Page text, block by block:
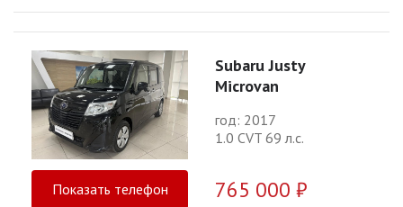
Subaru Justy
Microvan
год: 2017
1.0 CVT 69 л.с.
Показать телефон 765 000 ₽